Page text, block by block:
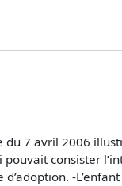
du 7 avril 2006
consister
-